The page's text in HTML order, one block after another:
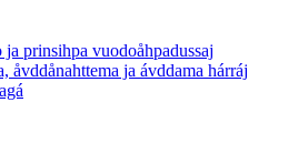
ja prinsihpa vuodoåhpadussaj
åvddånahttema ja ávddama hárráj